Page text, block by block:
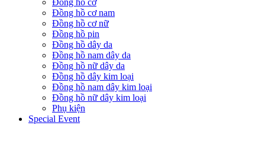
Đồng hồ cơ
Đồng hồ cơ nam
Đồng hồ cơ nữ
Đồng hồ pin
Đồng hồ dây da
Đồng hồ nam dây da
Đồng hồ nữ dây da
Đồng hồ dây kim loại
Đồng hồ nam dây kim loại
Đồng hồ nữ dây kim loại
Phụ kiện
Special Event